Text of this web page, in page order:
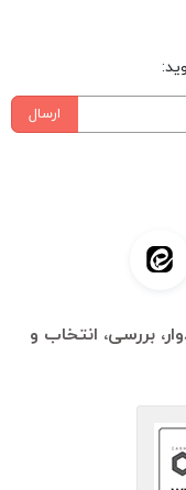
ارسال
بررسی، انتخاب و